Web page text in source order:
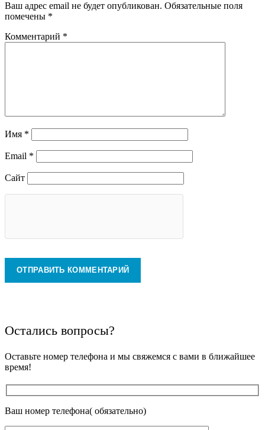
Ваш адрес email не будет опубликован. Обязательные поля
помечены *
Комментарий *
Имя *
Email *
Сайт
Остались вопросы?
Оставьте номер телефона и мы свяжемся с вами в ближайшее
время!
Ваш номер телефона( обязательно)